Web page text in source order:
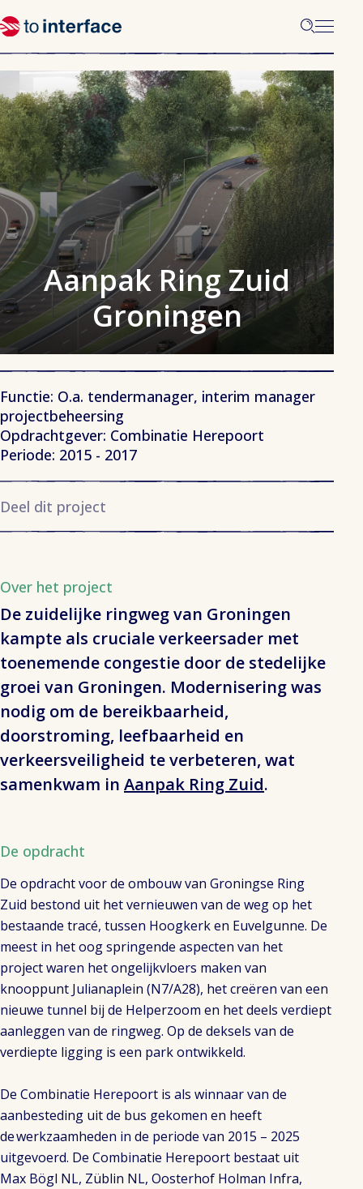
Aanpak Ring Zuid
Groningen
Functie: O.a. tendermanager, interim manager
projectbeheersing
Opdrachtgever: Combinatie Herepoort
Periode: 2015 - 2017
Deel dit project
Over het project
De zuidelijke ringweg van Groningen
kampte als cruciale verkeersader met
toenemende congestie door de stedelijke
groei van Groningen. Modernisering was
nodig om de bereikbaarheid,
doorstroming, leefbaarheid en
verkeersveiligheid te verbeteren, wat
samenkwam in Aanpak Ring Zuid.
De opdracht
De opdracht voor de ombouw van Groningse Ring
Zuid bestond uit het vernieuwen van de weg op het
bestaande tracé, tussen Hoogkerk en Euvelgunne. De
meest in het oog springende aspecten van het
projectwaren het ongelijkvloers maken van
knooppunt Julianaplein (N7/A28), het creëren van een
nieuwe tunnel bij de Helperzoom en het deels verdiept
aanleggen van de ringweg. Op de deksels van de
verdiepte ligging is een park ontwikkeld.
De Combinatie Herepoort is als winnaar van de
aanbesteding uit de bus gekomen en heeft
de werkzaamheden in de periode van 2015 – 2025
uitgevoerd. De Combinatie Herepoort bestaat uit
Max Bögl NL, Züblin NL, Oosterhof Holman Infra,